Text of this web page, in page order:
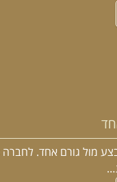
מול גורם אחד. לחברה